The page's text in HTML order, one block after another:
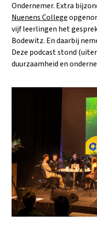
Ondernemer. Extra
Nuenens College
vijf leerlingen het
Bodewitz. En daarbij
Deze podcast stond
duurzaamheid en